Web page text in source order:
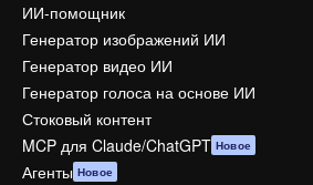
ИИ-помощник
Генератор изображений ИИ
Генератор видео ИИ
Генератор голоса на основе ИИ
Стоковый контент
MCP для Claude/ChatGPT Новое
Агенты Новое